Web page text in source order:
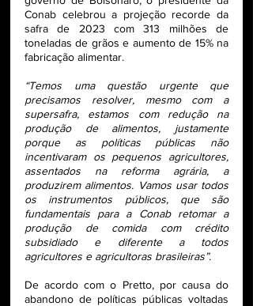
Conab celebrou a projeção recorde da
safra de 2023 com 313 milhões de
toneladas de grãos e aumento de 15% na
fabricação alimentar.
“Temos uma questão urgente que
precisamos resolver, mesmo com a
supersafra, estamos com redução na
produção de alimentos, justamente
porque as políticas públicas não
incentivaram os pequenos agricultores,
assentados na reforma agrária, a
produzirem alimentos. Vamos usar todos
os instrumentos públicos, que são
fundamentais para a Conab retomar a
produção de comida com crédito
subsidiado e diferente a todos
agricultores e agricultoras brasileiras”.
De acordo com o Pretto, por causa do
abandono de políticas públicas voltadas